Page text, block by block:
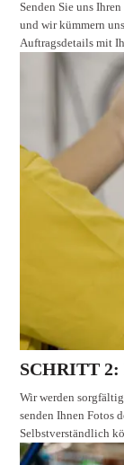
Senden Sie uns
und wir kümmern
Auftragsdetails mit
SCHRITT 2:
Wir werden
senden Ihnen Fotos
Selbstverständlich